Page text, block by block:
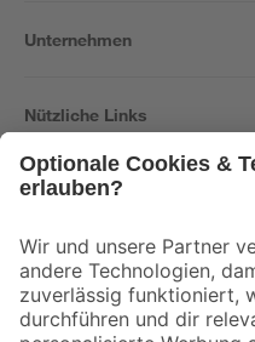
Unternehmen
Nützliche Links
Der toom Newsletter: Keine
Zur Newsletter Anmeldung